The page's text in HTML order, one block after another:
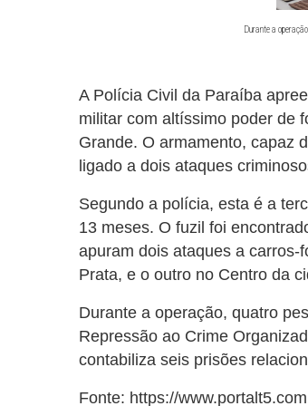
Durante a
A Polícia Civil da Paraíba
militar com altíssimo poder de
Grande. O armamento, capaz
ligado a dois ataques
Segundo a polícia, esta é a
13 meses. O fuzil foi
apuram dois ataques a
Prata, e o outro no Centro da
Durante a operação, quatro
Repressão ao Crime
contabiliza seis prisões
Fonte: https://